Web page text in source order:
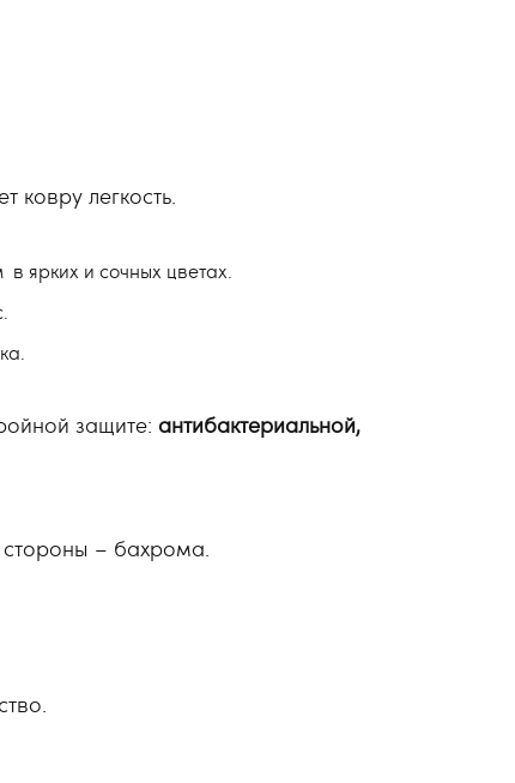
ковру легкость.
ярких и сочных цветах.
защите: антибактериальной,
стороны – бахрома.